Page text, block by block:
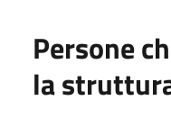
Persone
la